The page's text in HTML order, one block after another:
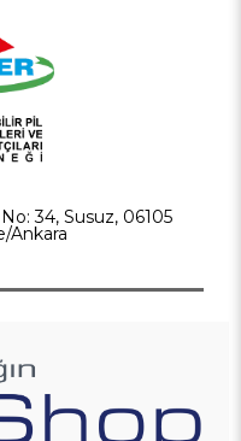
34, Susuz, 06105
Ankara